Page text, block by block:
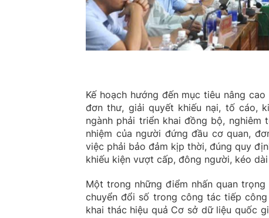
Kế hoạch hướng đến mục tiêu nâng
đơn thư, giải quyết khiếu nại, tố cáo,
ngành phải triển khai đồng bộ,
nhiệm của người đứng đầu cơ quan,
việc phải bảo đảm kịp thời, đúng quy
khiếu kiện vượt cấp, đông người, kéo
Một trong những điểm nhấn quan
chuyển đổi số trong công tác tiếp
khai thác hiệu quả Cơ sở dữ liệu quốc